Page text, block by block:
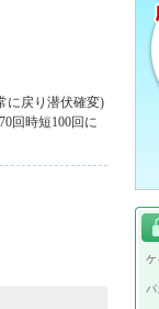
に戻り潜伏確変)
回時短100回に
ケ